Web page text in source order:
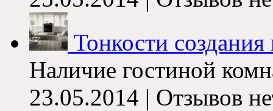
Тонкости создания
Наличие гостиной
23.05.2014 | Отзывов